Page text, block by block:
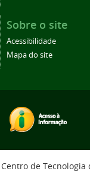
Sobre o site
Acessibilidade
Mapa do site
Centro de Tecnologia